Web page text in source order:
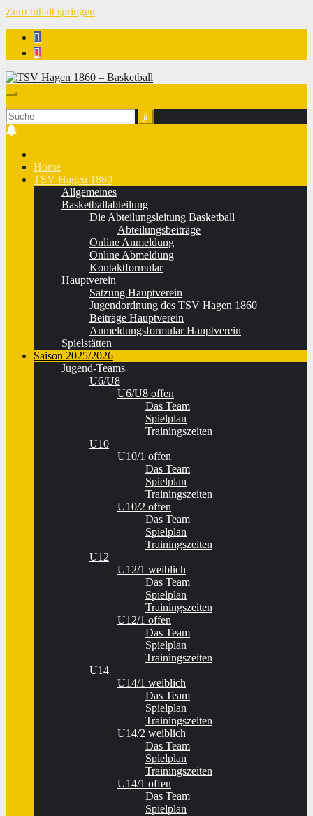
Zum Inhalt springen
Home
TSV Hagen 1860
Allgemeines
Basketballabteilung
Die Abteilungsleitung Basketball
Abteilungsbeiträge
Online Anmeldung
Online Abmeldung
Kontaktformular
Hauptverein
Satzung Hauptverein
Jugendordnung des TSV Hagen 1860
Beiträge Hauptverein
Anmeldungsformular Hauptverein
Spielstätten
Saison 2025/2026
Jugend-Teams
U6/U8
U6/U8 offen
Das Team
Spielplan
Trainingszeiten
U10
U10/1 offen
Das Team
Spielplan
Trainingszeiten
U10/2 offen
Das Team
Spielplan
Trainingszeiten
U12
U12/1 weiblich
Das Team
Spielplan
Trainingszeiten
U12/1 offen
Das Team
Spielplan
Trainingszeiten
U14
U14/1 weiblich
Das Team
Spielplan
Trainingszeiten
U14/2 weiblich
Das Team
Spielplan
Trainingszeiten
U14/1 offen
Das Team
Spielplan